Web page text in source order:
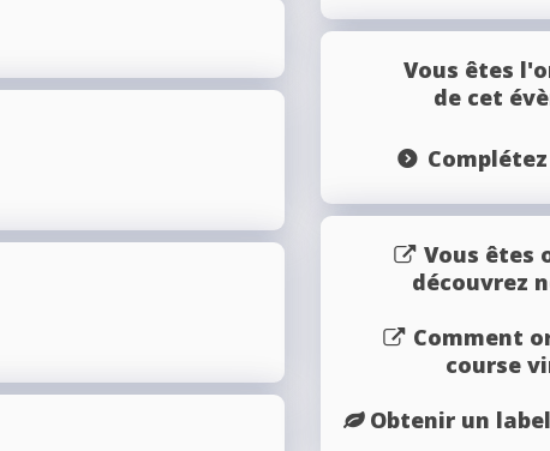
Vous êtes
de cet
Vous êtes
découvrez
Comment
course
Obtenir un